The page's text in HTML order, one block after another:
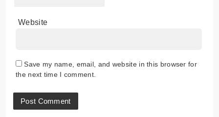
Website
Save my name, email, and website in this browser for
the next time I comment.